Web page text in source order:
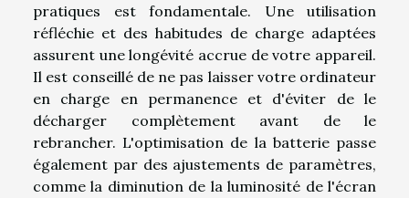
pratiques est fondamentale. Une utilisation
réfléchie et des habitudes de charge adaptées
assurent une longévité accrue de votre appareil.
Il est conseillé de ne pas laisser votre ordinateur
en charge en permanence et d'éviter de le
décharger complètement avant de le
rebrancher. L'optimisation de la batterie passe
également par des ajustements de paramètres,
comme la diminution de la luminosité de l'écran